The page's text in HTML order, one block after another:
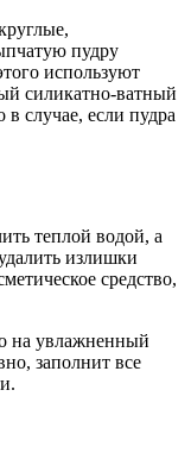
пудру
используют
силикатно-ватный
случае, если пудра
теплой водой, а
излишки
средство,
на увлажненный
заполнит все